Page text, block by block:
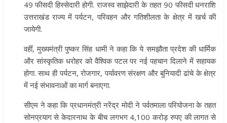
49 फीसदी हिस्सेदारी होगी. राजस्व साझेदारी के तहत 90 फीसदी धनराशि
उत्तराखंड राज्य में पर्यटन, परिवहन और गतिशीलता के क्षेत्र में खर्च की
जायेगी.
वहीं, मुख्यमंत्री पुष्कर सिंह धामी ने कहा कि ये समझौता प्रदेश की धार्मिक
और सांस्कृतिक धरोहर को वैश्विक पटल पर नई पहचान दिलाने में सहायक
होगा. साथ ही पर्यटन, रोजगार, पर्यावरण संरक्षण और बुनियादी ढांचे के क्षेत्र
में नई संभावनाओं का मार्ग बनाएगा.
सीएम ने कहा कि प्रधानमंत्री नरेंद्र मोदी ने पर्वतमाला परियोजना के तहत
सोनप्रयाग से केदारनाथ के बीच लगभग 4,100 करोड़ रुपए की लागत से